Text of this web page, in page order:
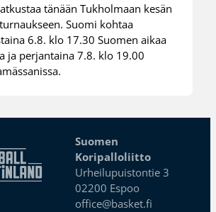
tänään Tukholmaan kesän
Suomi kohtaa
6.8. klo 17.30 Suomen aikaa
ja perjantaina 7.8. klo 19.00
Suomen
Koripalloliitto
Urheilupuistontie 3
02200 Espoo
office@basket.fi